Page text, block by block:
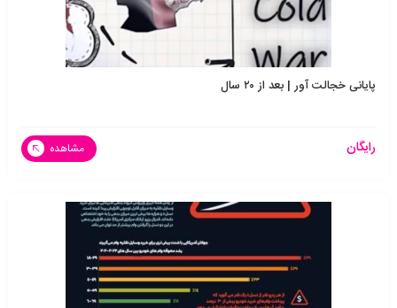
پایانی خجالت آور | بعد از ۲۰ سال
رایگان مشاهده